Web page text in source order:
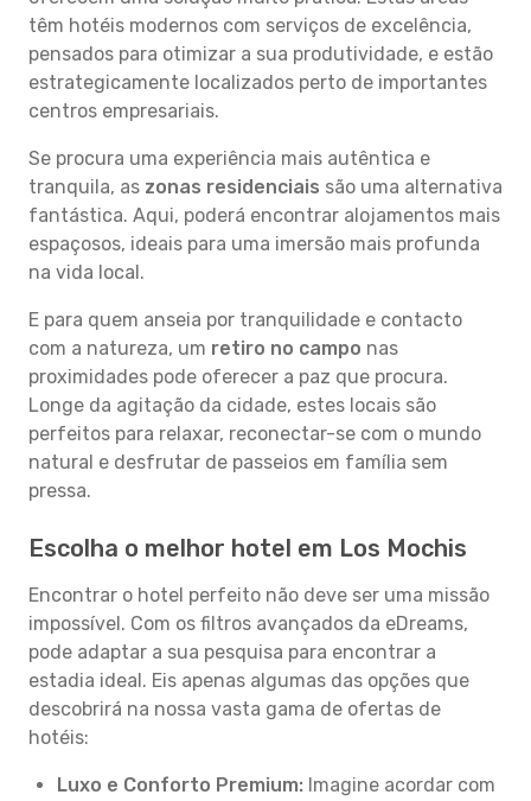
têm hotéis modernos com serviços de excelência,
pensados para otimizar a sua produtividade, e estão
estrategicamente localizados perto de importantes
centros empresariais.
Se procura uma experiência mais autêntica e
tranquila, as zonas residenciais são uma alternativa
fantástica. Aqui, poderá encontrar alojamentos mais
espaçosos, ideais para uma imersão mais profunda
na vida local.
E para quem anseia por tranquilidade e contacto
com a natureza, um retiro no campo nas
proximidades pode oferecer a paz que procura.
Longe da agitação da cidade, estes locais são
perfeitos para relaxar, reconectar-se com o mundo
natural e desfrutar de passeios em família sem
pressa.
Escolha o melhor hotel em Los Mochis
Encontrar o hotel perfeito não deve ser uma missão
impossível. Com os filtros avançados da eDreams,
pode adaptar a sua pesquisa para encontrar a
estadia ideal. Eis apenas algumas das opções que
descobrirá na nossa vasta gama de ofertas de
hotéis:
Luxo e Conforto Premium: Imagine acordar com